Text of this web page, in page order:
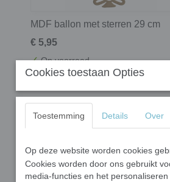
MDF ballon met sterren 29 cm
€ 5,95
✓Op voorraad
In winkelwagen
Cookies toestaan Opties
Toestemming Details Over
Op deze website worden cookies
Cookies worden door ons gebruikt
media-functies en het